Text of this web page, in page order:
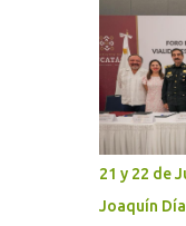
partido de
vial en la
objetivo es
integridad
prevenir
21 y 22 de
Joaquín